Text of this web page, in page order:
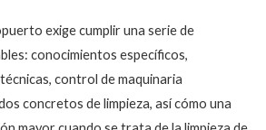
exige cumplir una serie de
conocimientos específicos,
control de maquinaria
concretos de limpieza, así cómo una